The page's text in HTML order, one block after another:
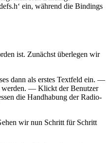
ein, während die Bindings
ist. Zunächst überlegen wir
dann als erstes Textfeld ein. —
werden. — Klickt der Benutzer
die Handhabung der Radio-
wir nun Schritt für Schritt